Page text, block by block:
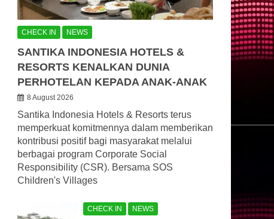
CHECK IN NEWS
SANTIKA INDONESIA HOTELS &
RESORTS KENALKAN DUNIA
PERHOTELAN KEPADA ANAK-ANAK
8 August 2026
Santika Indonesia Hotels & Resorts terus
memperkuat komitmennya dalam memberikan
kontribusi positif bagi masyarakat melalui
berbagai program Corporate Social
Responsibility (CSR). Bersama SOS
Children's Villages
CHECK IN NEWS